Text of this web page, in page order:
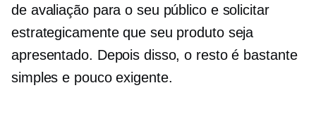
de avaliação para o seu público e solicitar
estrategicamente que seu produto seja
apresentado. Depois disso, o resto é bastante
simples e pouco exigente.